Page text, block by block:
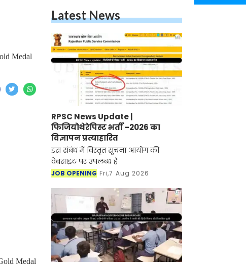
Medal
Medal
Latest News
RPSC News Update |
फिजियोथेरेपिस्ट भर्ती -2026 का
विज्ञापन प्रत्याहारित
इस संबंध में विस्तृत सूचना आयोग की
वेबसाइट पर उपलब्ध है
JOB OPENING Fri,7 Aug 2026